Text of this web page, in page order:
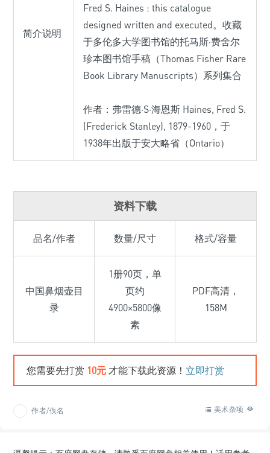
简介说明
Fred S. Haines : this catalogue
designed written and executed。收藏
于多伦多大学图书馆的托马斯·费舍尔
珍本图书馆手稿（Thomas Fisher Rare
Book Library Manuscripts）系列集合
作者：弗雷德·S·海恩斯 Haines, Fred S.
(Frederick Stanley), 1879-1960，于
1938年出版于安大略省（Ontario）
资料下载
品名/作者 数量/尺寸 格式/容量
中国鼻烟壶目
录
1册90页，单
页约
4900×5800像
素
PDF高清，
158M
您需要先打赏 10元 才能下载此资源！ 立即打赏
作者/佚名 美术杂项